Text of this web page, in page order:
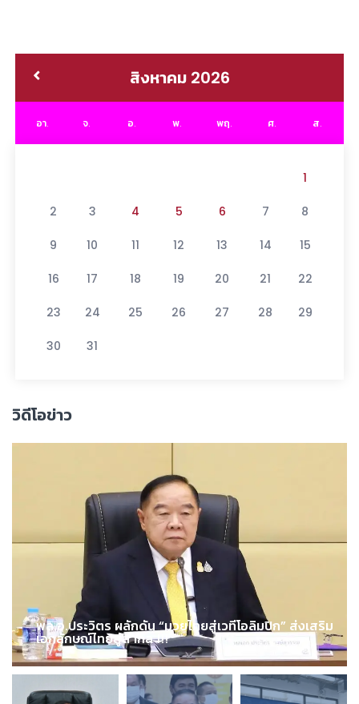
สิงหาคม 2026
อา. จ. อ. พ. พฤ. ศ. ส.
1
2 3 4 5 6 7 8
9 10 11 12 13 14 15
16 17 18 19 20 21 22
23 24 25 26 27 28 29
30 31
วิดีโอข่าว
พล.อ.ประวิตร ผลักดัน “มวยไทยสู่เวทีโอลิมปิก” ส่งเสริม
เอกลักษณ์ไทยสู่สากล !!!